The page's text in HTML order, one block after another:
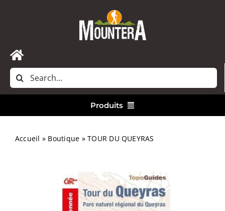
Toggle
Navigation
Accueil
Rechercher:
Produits
Bivouac
Accueil » Boutique »TOUR DU QUEYRAS